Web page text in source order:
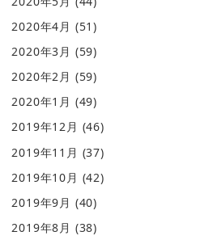
2020年4月 (51)
2020年3月 (59)
2020年2月 (59)
2020年1月 (49)
2019年12月 (46)
2019年11月 (37)
2019年10月 (42)
2019年9月 (40)
2019年8月 (38)